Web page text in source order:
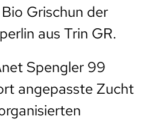
Grischun der
aus Trin GR.
Spengler 99
angepasste Zucht